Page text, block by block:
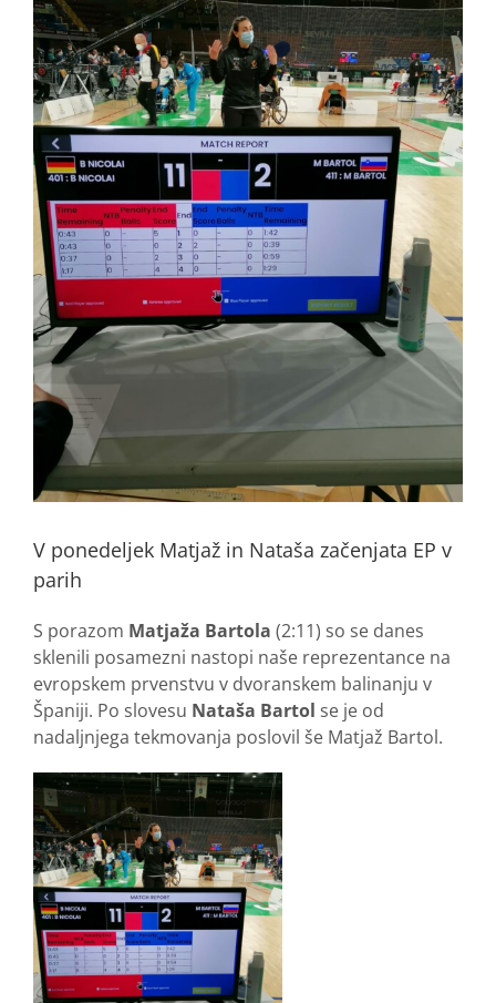
V ponedeljek Matjaž in Nataša začenjata EP v
parih
S porazom Matjaža Bartola (2:11) so se danes
sklenili posamezni nastopi naše reprezentance na
evropskem prvenstvu v dvoranskem balinanju v
Španiji. Po slovesu Nataša Bartol se je od
nadaljnjega tekmovanja poslovil še Matjaž Bartol.